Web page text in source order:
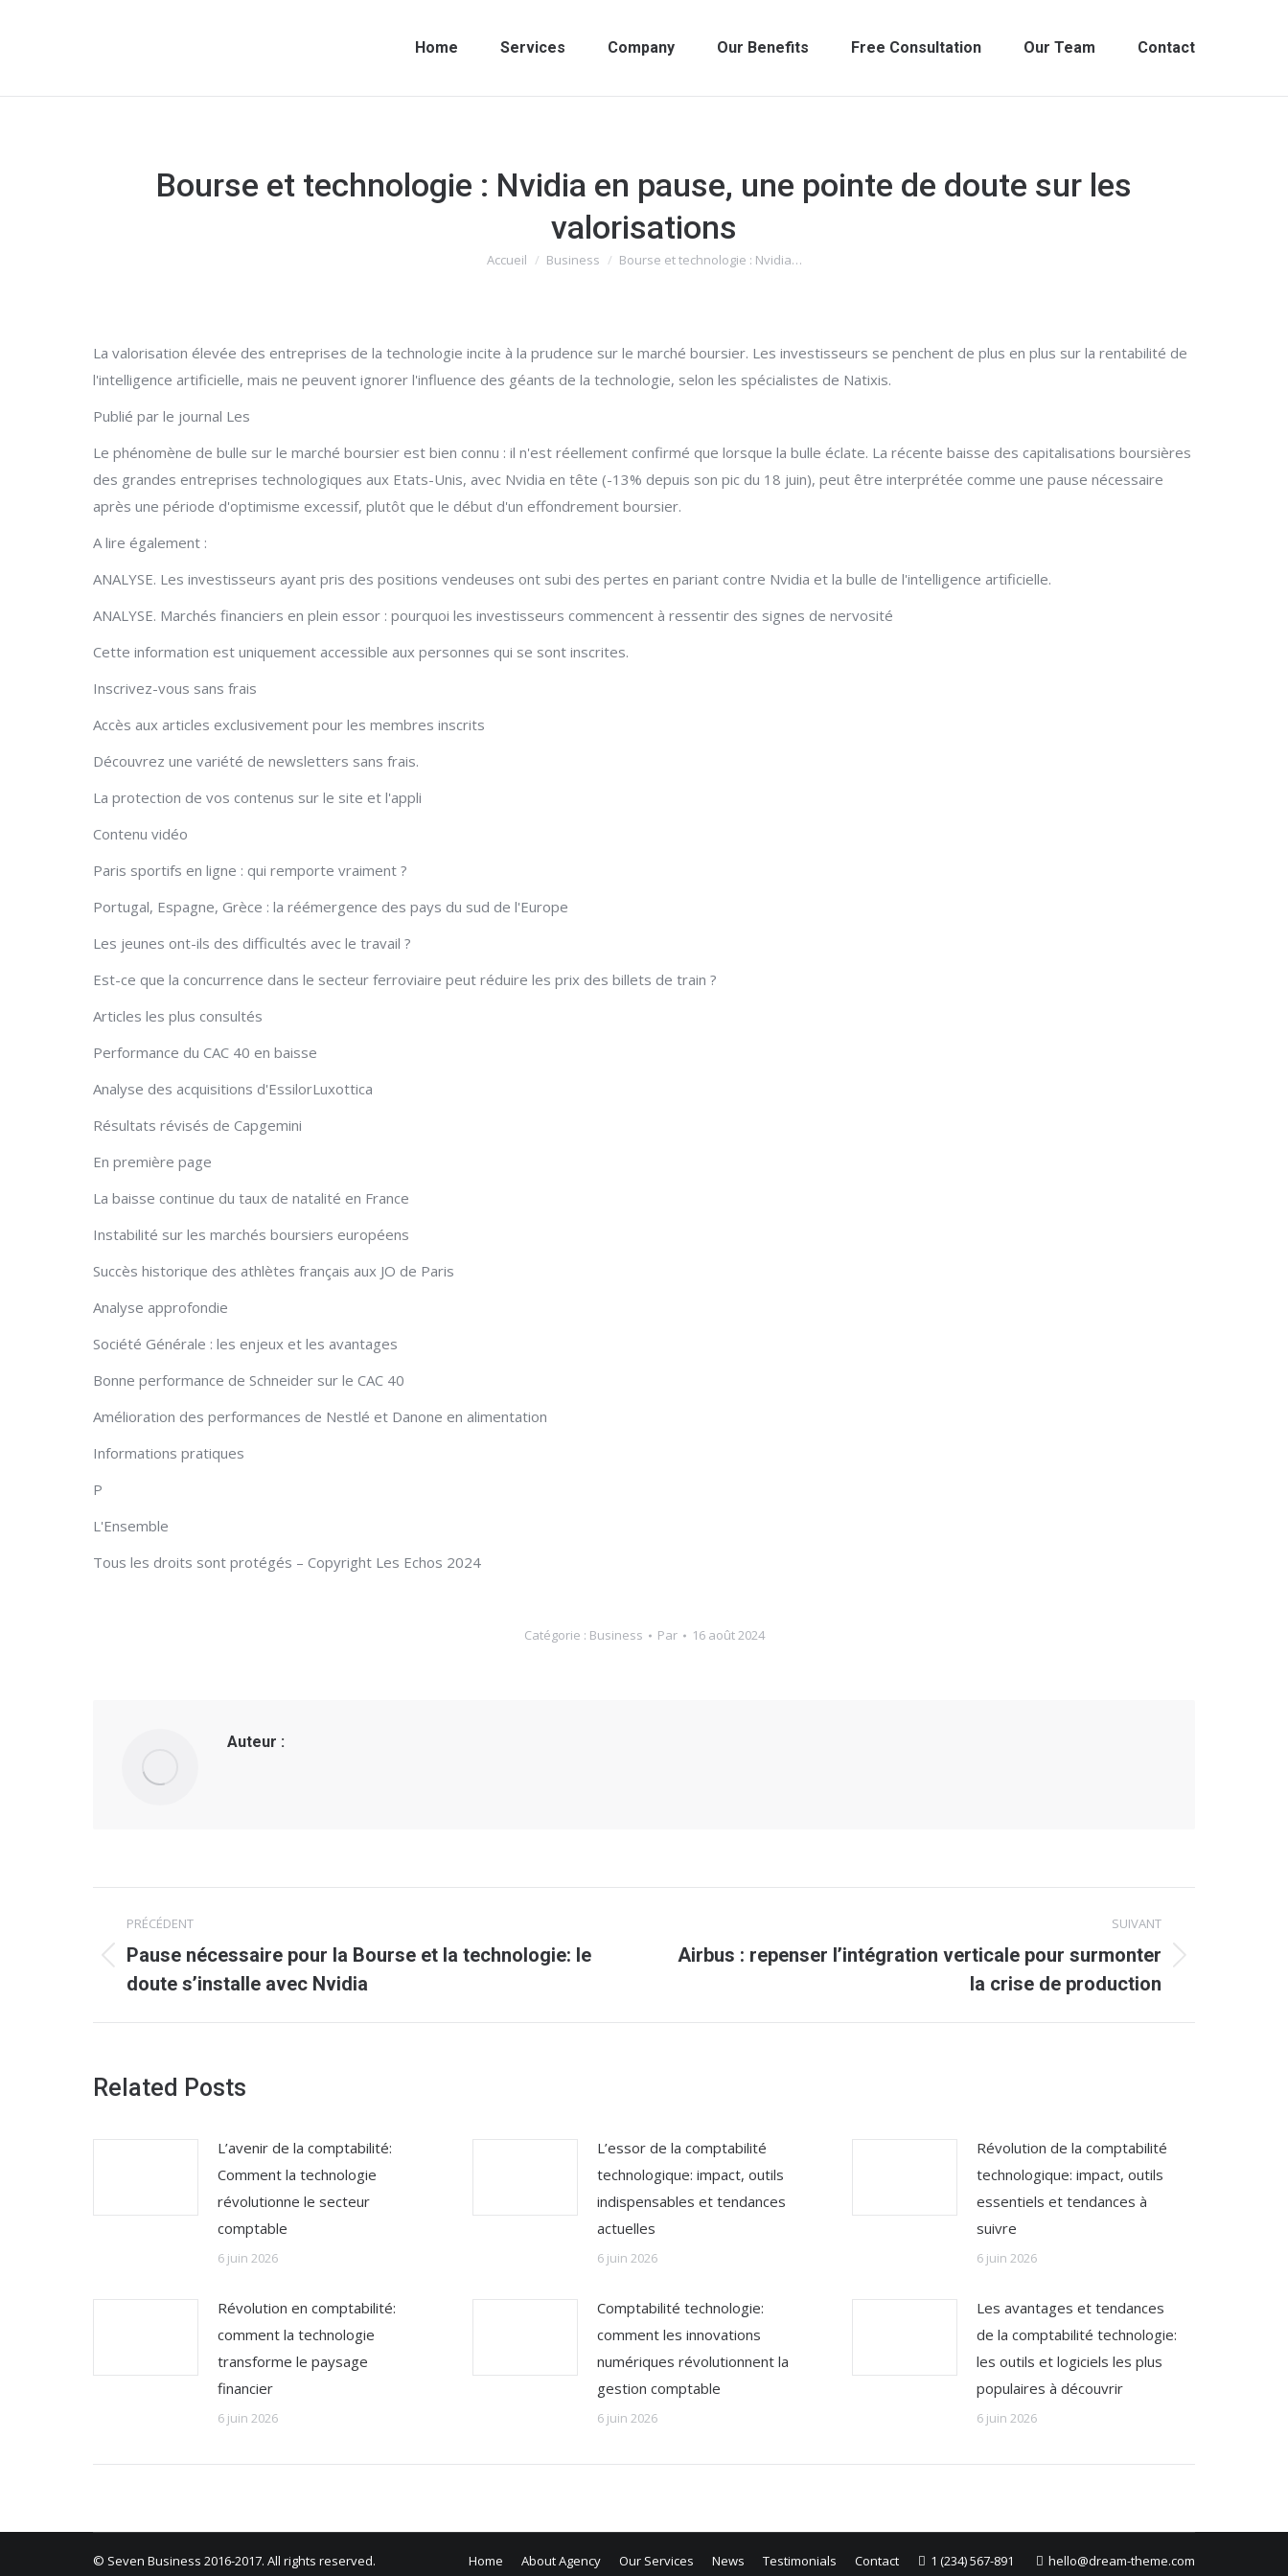
Home Services Company Our Benefits Free Consultation Our Team Contact
Bourse et technologie : Nvidia en pause, une pointe de doute sur les
valorisations
Vous êtes ici :
Accueil Business Bourse et technologie : Nvidia…
La valorisation élevée des entreprises de la technologie incite à la prudence sur le marché boursier. Les investisseurs se penchent de plus en plus sur la rentabilité de
l'intelligence artificielle, mais ne peuvent ignorer l'influence des géants de la technologie, selon les spécialistes de Natixis.
Publié par le journal Les
Le phénomène de bulle sur le marché boursier est bien connu : il n'est réellement confirmé que lorsque la bulle éclate. La récente baisse des capitalisations boursières
des grandes entreprises technologiques aux Etats-Unis, avec Nvidia en tête (-13% depuis son pic du 18 juin), peut être interprétée comme une pause nécessaire
après une période d'optimisme excessif, plutôt que le début d'un effondrement boursier.
A lire également :
ANALYSE. Les investisseurs ayant pris des positions vendeuses ont subi des pertes en pariant contre Nvidia et la bulle de l'intelligence artificielle.
ANALYSE. Marchés financiers en plein essor : pourquoi les investisseurs commencent à ressentir des signes de nervosité
Cette information est uniquement accessible aux personnes qui se sont inscrites.
Inscrivez-vous sans frais
Accès aux articles exclusivement pour les membres inscrits
Découvrez une variété de newsletters sans frais.
La protection de vos contenus sur le site et l'appli
Contenu vidéo
Paris sportifs en ligne : qui remporte vraiment ?
Portugal, Espagne, Grèce : la réémergence des pays du sud de l'Europe
Les jeunes ont-ils des difficultés avec le travail ?
Est-ce que la concurrence dans le secteur ferroviaire peut réduire les prix des billets de train ?
Articles les plus consultés
Performance du CAC 40 en baisse
Analyse des acquisitions d'EssilorLuxottica
Résultats révisés de Capgemini
En première page
La baisse continue du taux de natalité en France
Instabilité sur les marchés boursiers européens
Succès historique des athlètes français aux JO de Paris
Analyse approfondie
Société Générale : les enjeux et les avantages
Bonne performance de Schneider sur le CAC 40
Amélioration des performances de Nestlé et Danone en alimentation
Informations pratiques
P
L'Ensemble
Tous les droits sont protégés – Copyright Les Echos 2024
Catégorie : Business Par 16 août 2024
Auteur :
Navigation
article
PRÉCÉDENT
Article
précédent
:
Pause nécessaire pour la Bourse et la technologie: le
doute s’installe avec Nvidia
SUIVANT
Article
:
Airbus : repenser l’intégration verticale pour surmonter
la crise de production
Related Posts
L’avenir de la comptabilité:
Comment la technologie
révolutionne le secteur
comptable
6 juin 2026
L’essor de la comptabilité
technologique: impact, outils
indispensables et tendances
actuelles
6 juin 2026
Révolution de la comptabilité
technologique: impact, outils
essentiels et tendances à
suivre
6 juin 2026
Révolution en comptabilité:
comment la technologie
transforme le paysage
financier
6 juin 2026
Comptabilité technologie:
comment les innovations
numériques révolutionnent la
gestion comptable
6 juin 2026
Les avantages et tendances
de la comptabilité technologie:
les outils et logiciels les plus
populaires à découvrir
6 juin 2026
© Seven Business 2016-2017. All rights reserved. Home About Agency Our Services News Testimonials Contact 1 (234) 567-891 hello@dream-theme.com